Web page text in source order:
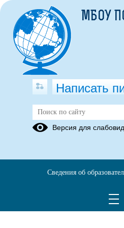
МБОУ
Написать
Версия для
Сведения об